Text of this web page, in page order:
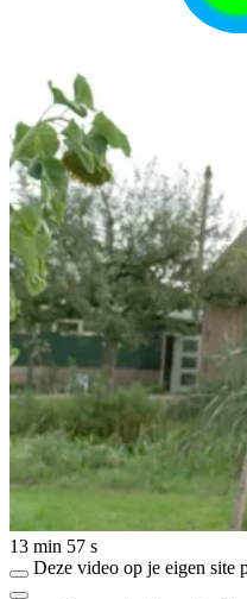
13 min 57 s
Deze video op je eigen site